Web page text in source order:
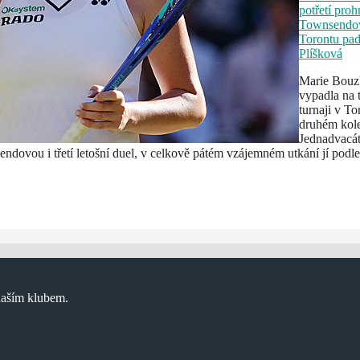
potřetí
Torontu
Plíšková
Marie
vypadla na
turnaji v
druhém
i třetí letošní duel, v celkově pátém vzájemném utkání jí
klubem.